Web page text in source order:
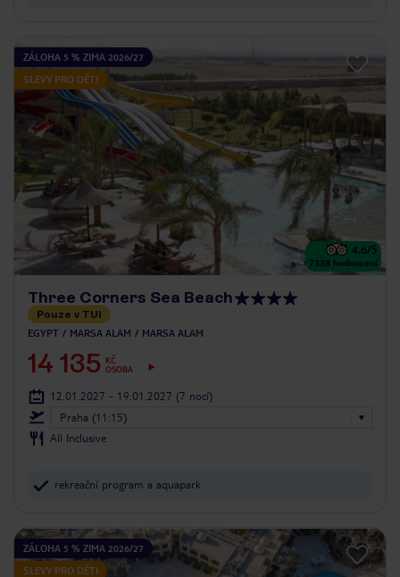
ZÁLOHA 5 % ZIMA 2026/27
SLEVY PRO DĚTI
4.6/5
7338 hodnocení
Three Corners Sea Beach
Pouze v TUI
EGYPT MARSA ALAM MARSA ALAM
14 135
KČ
OSOBA
12.01.2027 - 19.01.2027 (7 nocí)
Praha (11:15)
All Inclusive
rekreační program a aquapark
ZÁLOHA 5 % ZIMA 2026/27
SLEVY PRO DĚTI